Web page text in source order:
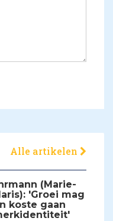
Alle artikelen
(Marie-
'Groei mag
koste gaan